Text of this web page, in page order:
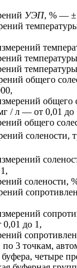
УЭП, % — ±
температуры
общего
общего
/ л — от 0,01 до
общего
солености,
солености,
до 1,
3 точкам,
четыре